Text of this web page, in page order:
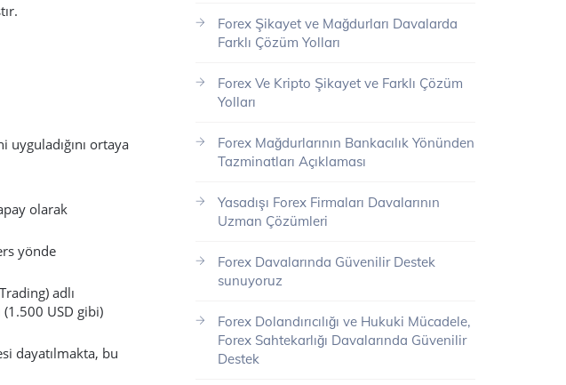
uyguladığını ortaya
olarak
yönde
adlı
USD gibi)
dayatılmakta, bu
Forex Şikayet ve Mağdurları Davalarda
Farklı Çözüm Yolları
Forex Ve Kripto Şikayet ve Farklı Çözüm
Yolları
Forex Mağdurlarının Bankacılık Yönünden
Tazminatları Açıklaması
Yasadışı Forex Firmaları Davalarının
Uzman Çözümleri
Forex Davalarında Güvenilir Destek
sunuyoruz
Forex Dolandırıcılığı ve Hukuki Mücadele,
Forex Sahtekarlığı Davalarında Güvenilir
Destek